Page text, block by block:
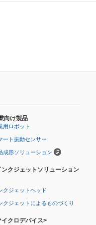
向け製品
用ロボット
ート振動センサー
成形ソリューション
ンクジェットソリューション
クジェットヘッド
クジェットによるものづくり
イクロデバイス>